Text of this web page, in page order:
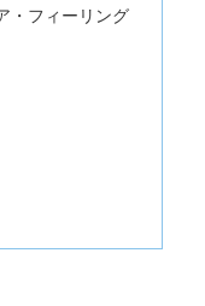
・フィーリング